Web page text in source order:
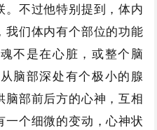
不过他特别提到，体内
我们体内有个部位的功能
不是在心脏，或整个脑
脑部深处有个极小的腺
部前后方的心神，互相
个细微的变动，心神状